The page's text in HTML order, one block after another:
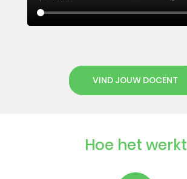
VIND JOUW DOCENT
Hoe het werkt